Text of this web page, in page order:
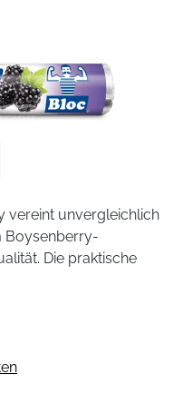
vereint unvergleichlich
Boysenberry-
Die praktische